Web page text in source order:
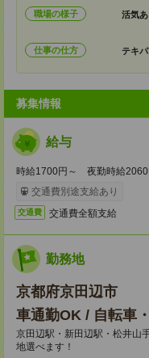
職場の様子 活気あ
仕事の仕方 テキパ
募集情報
給与
時給1700円～ 夜勤時給
交通費別途支給あり
交通費 交通費全額支給
勤務地
京都府京田辺市
車通勤OK / 自転車
京田辺駅・新田辺駅・松井
地選べます！